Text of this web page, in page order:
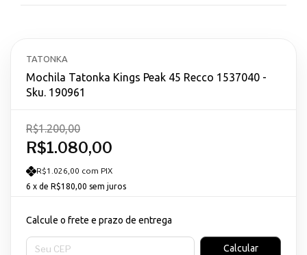
TATONKA
Mochila Tatonka Kings Peak 45 Recco 1537040 -
Sku. 190961
R$1.080,00
R$1.200,00
R$1.026,00 com PIX
6 x de R$180,00 sem juros
Calcule o frete e prazo de entrega
Entregas para o CEP:
Calcular